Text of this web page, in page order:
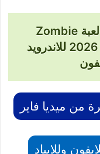
روابط تحميل لعبة Zombie
Waves مهكرة 2026 للاندرويد
من ميديا فاير
وللايباد